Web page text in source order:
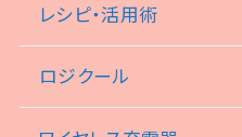
レシピ・活用術
ロジクール